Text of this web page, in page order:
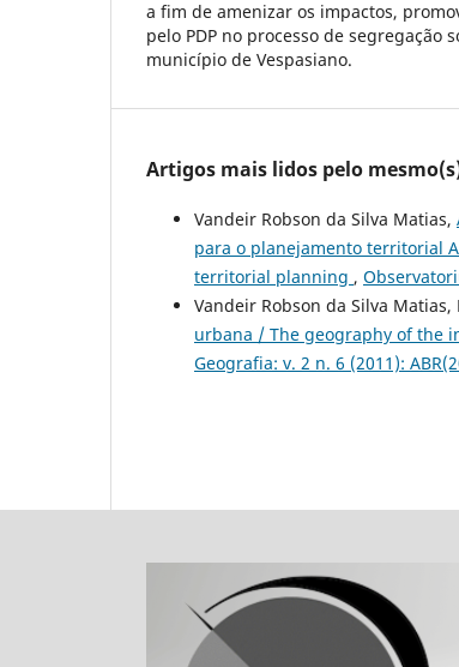
a fim de amenizar os impactos,
pelo PDP no processo de segregação
município de Vespasiano.
Artigos mais lidos pelo
Vandeir Robson da Silva Matias,
para o planejamento territorial
territorial planning ,
Vandeir Robson da Silva
urbana / The geography of the
Geografia: v. 2 n. 6 (2011):